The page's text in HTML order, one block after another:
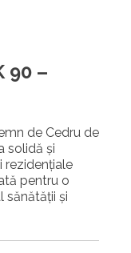
90 –
de Cedru de
solidă și
rezidențiale
pentru o
sănătății și